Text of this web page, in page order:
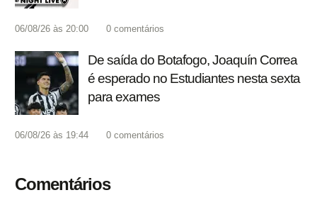
06/08/26 às 20:00 0 comentários
De saída do Botafogo, Joaquín Correa
é esperado no Estudiantes nesta sexta
para exames
06/08/26 às 19:44 0 comentários
Comentários